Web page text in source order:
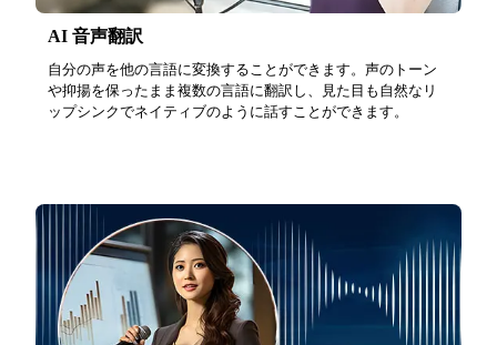
AI 音声翻訳
自分の声を他の言語に変換することができます。声のトーン
や抑揚を保ったまま複数の言語に翻訳し、見た目も自然なリ
ップシンクでネイティブのように話すことができます。